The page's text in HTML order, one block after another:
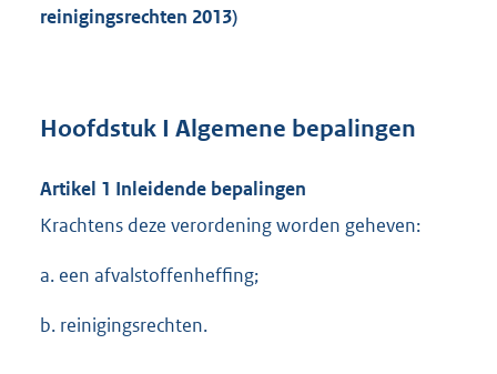
reinigingsrechten 2013)
Hoofdstuk I Algemene bepalingen
Artikel 1 Inleidende bepalingen
Krachtens deze verordening worden geheven:
a. een afvalstoffenheffing;
b. reinigingsrechten.